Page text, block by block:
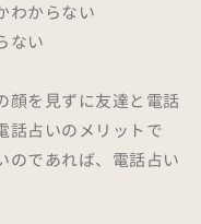
わからない
ない
顔を見ずに友達と電話
話占いのメリットで
のであれば、電話占い